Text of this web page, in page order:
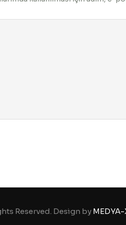
Reserved. Design by MEDYA-